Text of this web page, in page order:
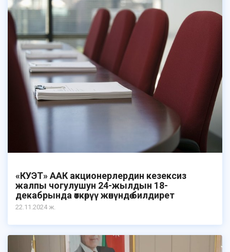
«КУЭТ» ААК акционерлердин кезексиз
жалпы чогулушун 24-жылдын 18-
декабрында өткөрүү жөнүндө билдирет
22.11.2024 ж.